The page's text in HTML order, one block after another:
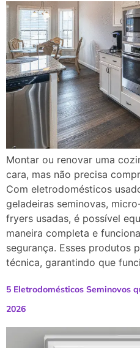
Montar ou renovar uma
cara, mas não precisa
Com eletrodomésticos
geladeiras seminovas,
fryers usadas, é possível
maneira completa e
segurança. Esses produtos
técnica, garantindo que
5 Eletrodomésticos Seminovos
2026